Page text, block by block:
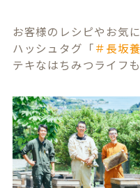
お客様のレシピやお気
ハッシュタグ「＃長坂
テキなはちみつライフ